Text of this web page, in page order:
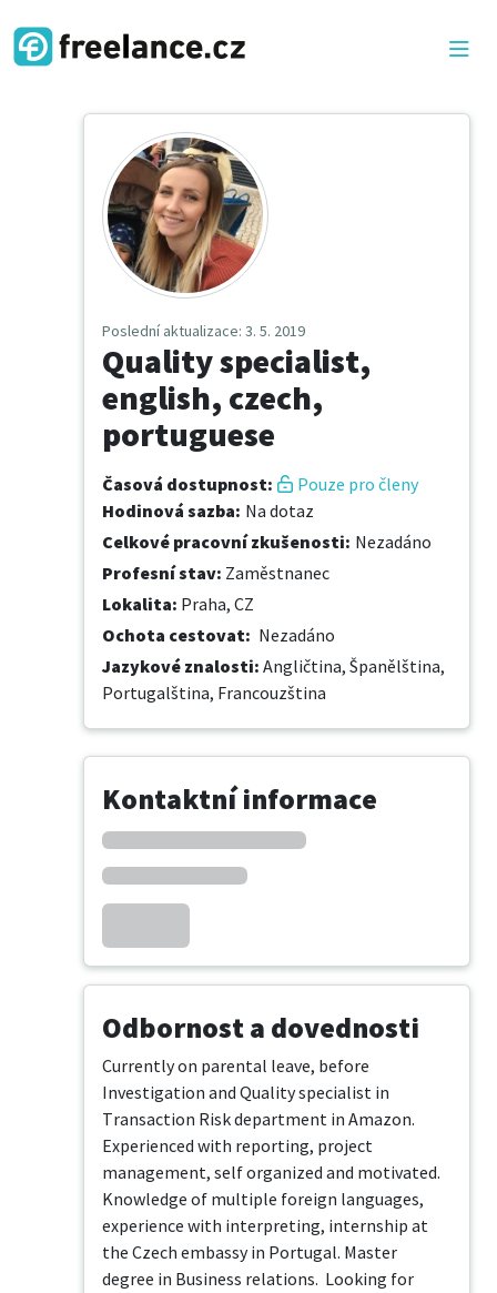
Poslední aktualizace: 3. 5. 2019
Quality specialist,
english, czech,
portuguese
Časová dostupnost:
Pouze pro členy
Hodinová sazba: Na dotaz
Celkové pracovní zkušenosti: Nezadáno
Profesní stav: Zaměstnanec
Lokalita: Praha, CZ
Ochota cestovat: Nezadáno
Jazykové znalosti: Angličtina, Španělština,
Portugalština, Francouzština
Kontaktní informace
Odbornost a dovednosti
Currently on parental leave, before
Investigation and Quality specialist in
Transaction Risk department in Amazon.
Experienced with reporting, project
management, self organized and motivated.
Knowledge of multiple foreign languages,
experience with interpreting, internship at
the Czech embassy in Portugal. Master
degree in Business relations.  Looking for